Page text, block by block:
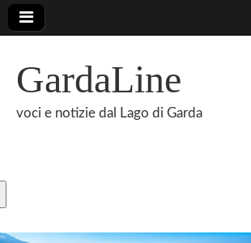
GardaLine
voci e notizie dal Lago di Garda